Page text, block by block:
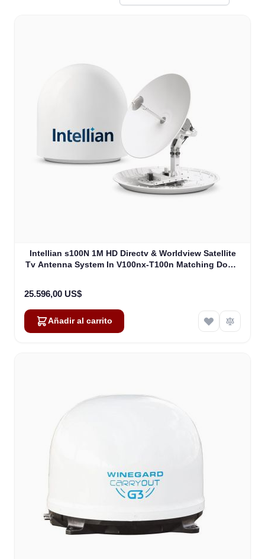
Intellian s100N 1M HD Directv & Worldview Satellite
Tv Antenna System In V100nx-T100n Matching Dome
25.596,00 US$
Añadir al carrito